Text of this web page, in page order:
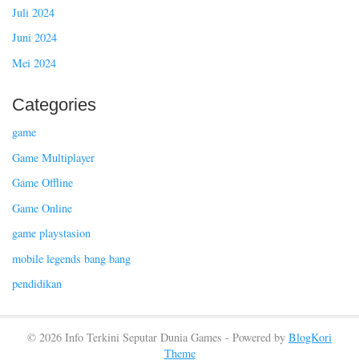
Juli 2024
Juni 2024
Mei 2024
Categories
game
Game Multiplayer
Game Offline
Game Online
game playstasion
mobile legends bang bang
pendidikan
© 2026 Info Terkini Seputar Dunia Games - Powered by BlogKori
Theme